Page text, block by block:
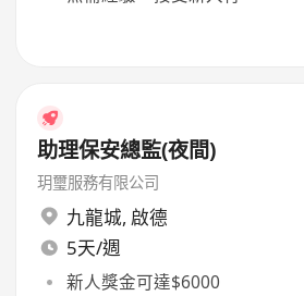
助理保安總監(夜間)
玥璽服務有限公司
九龍城, 啟德
5天/週
新人獎金可達$6000